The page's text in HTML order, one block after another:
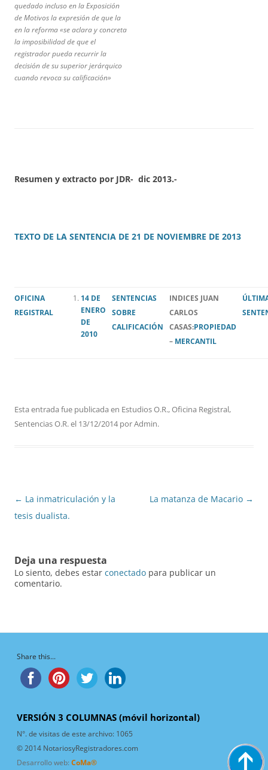
quedado incluso en la Exposición
de Motivos la expresión de que la
en la reforma «se aclara y concreta
la imposibilidad de que el
registrador pueda recurrir la
decisión de su superior jerárquico
cuando revoca su calificación»
Resumen y extracto por JDR- dic 2013.-
TEXTO DE LA SENTENCIA DE 21 DE NOVIEMBRE DE 2013
OFICINA
REGISTRAL
14 DE
ENERO
DE
2010
SENTENCIAS
SOBRE
CALIFICACIÓN
INDICES JUAN
CARLOS
CASAS:PROPIEDAD
– MERCANTIL
Esta entrada fue publicada en Estudios O.R.,Oficina Registral,
Sentencias O.R.el 13/12/2014porAdmin.
Navegación
de
← La inmatriculación y la
tesis dualista.
La matanza de Macario →
Deja una respuesta
Lo siento, debes estar conectado para publicar un
comentario.
Share this...
VERSIÓN 3 COLUMNAS (móvil horizontal)
N°. de visitas de este archivo: 1065
© 2014 NotariosyRegistradores.com
Desarrollo web: CoMa®